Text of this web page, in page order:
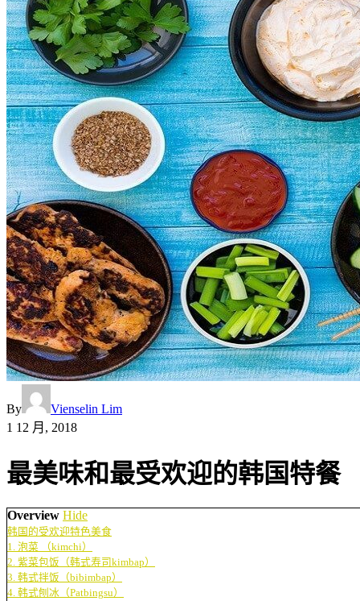
By
Vienselin Lim
1 12 月, 2018
最美味和最受欢迎的韩国特餐
Overview Hide
韩国的受欢迎特色美食
1. 泡菜 （kimchi）
2. 紫菜包饭（韩式寿司kimbap）
3. 韩式拌饭（bibimbap）
4. 韩式刨冰（Patbingsu）